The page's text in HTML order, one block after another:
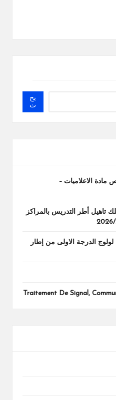
بح
ث
مادة الاعلاميات –
تاهيل أطر التدريس بالمراكز
لولوج الدرجة الاولى من إطار
Traitement De Signal,